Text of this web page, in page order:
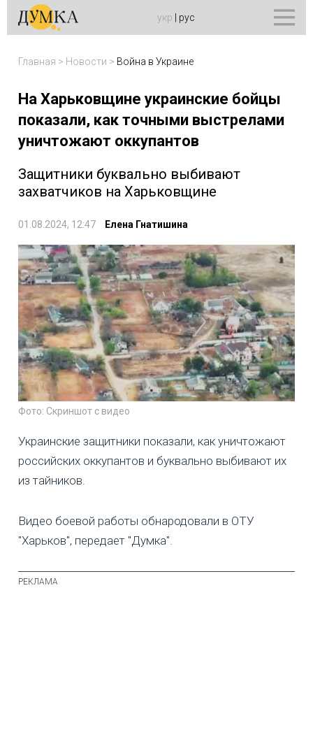
укр рус
Главная > Новости > Война в Украине
На Харьковщине украинские бойцы
показали, как точными выстрелами
уничтожают оккупантов
Защитники буквально выбивают
захватчиков на Харьковщине
01.08.2024, 12:47 Елена Гнатишина
Фото: Скриншот с видео
Украинские защитники показали, как уничтожают
российских оккупантов и буквально выбивают их
из тайников.
Видео боевой работы обнародовали в ОТУ
"Харьков", передает "Думка".